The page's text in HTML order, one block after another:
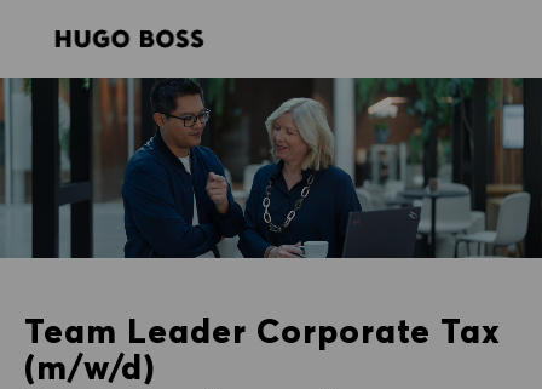
Team Leader Corporate Tax
(m/w/d)